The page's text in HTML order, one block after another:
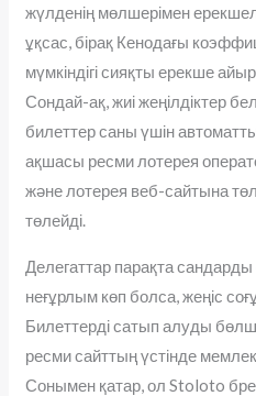
жүлденің мөлшерімен
ұқсас, бірақ Кенодағы
мүмкіндігі сияқты ерекше
Сондай-ақ, жиі жеңілдіктер
билеттер саны үшін
ақшасы ресми лотерея
және лотерея веб-сайтына
төлейді.
Делегаттар парақта сандарды
неғұрлым көп болса, жеңіс
Билеттерді сатып алуды
ресми сайттың үстінде
Сонымен қатар, ол Stoloto